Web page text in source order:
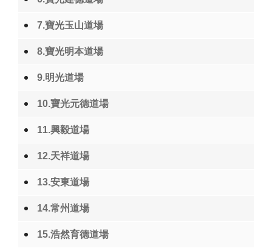
7.寶光玉山道場
8.寶光明本道場
9.明光道場
10.寶光元德道場
11.興毅道場
12.天祥道場
13.安東道場
14.常州道場
15.浩然育德道場